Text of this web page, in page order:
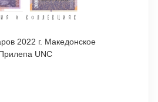
2022 г. Македонское
UNC